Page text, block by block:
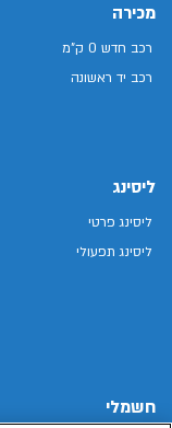
מכירה
רכב חדש 0 ק"מ
רכב יד ראשונה
ליסינג
ליסינג פרטי
ליסינג תפעולי
חשמלי